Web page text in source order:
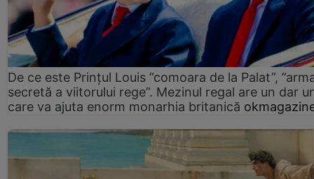
De ce este Prințul Louis ”comoara de la Palat”,
secretă a viitorului rege”. Mezinul regal are un dar
care va ajuta enorm monarhia britanică